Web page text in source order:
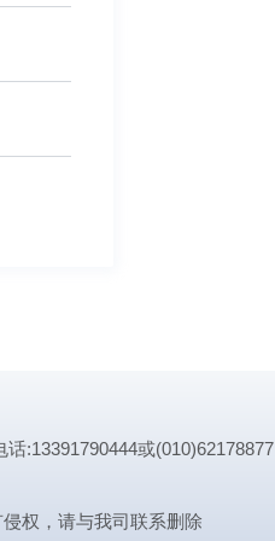
:13391790444或(010)62178877
权，请与我司联系删除